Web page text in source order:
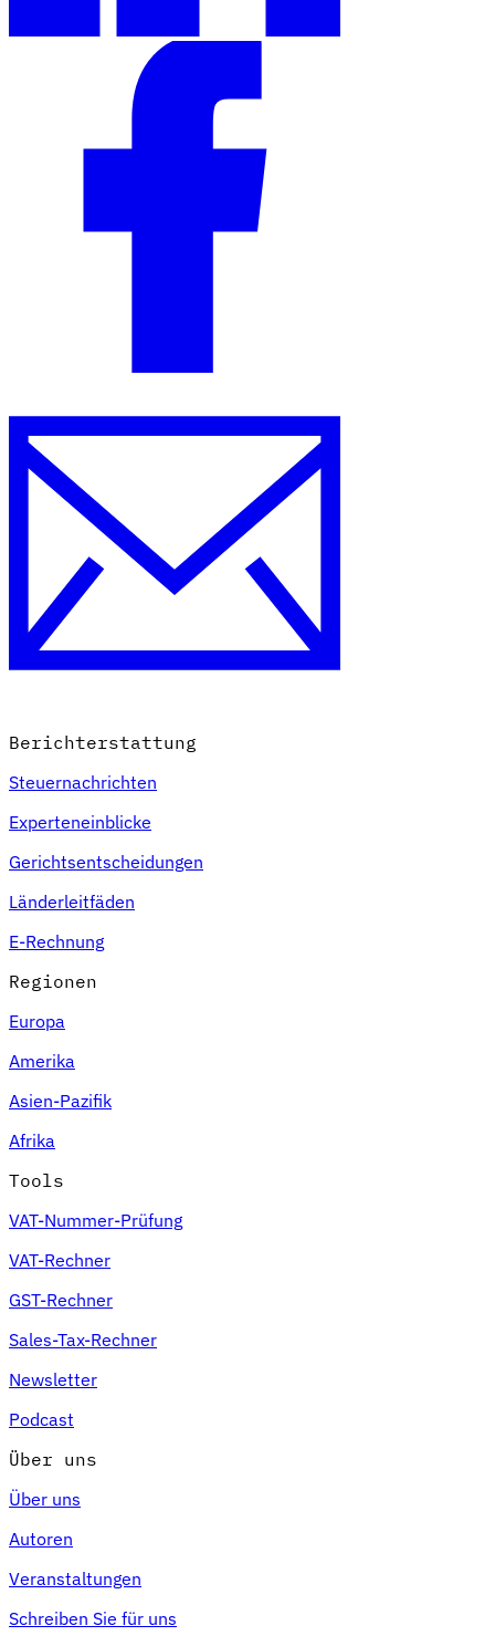
Berichterstattung
Steuernachrichten
Experteneinblicke
Gerichtsentscheidungen
Länderleitfäden
E-Rechnung
Regionen
Europa
Amerika
Asien-Pazifik
Afrika
Tools
VAT-Nummer-Prüfung
VAT-Rechner
GST-Rechner
Sales-Tax-Rechner
Newsletter
Podcast
Über uns
Über uns
Autoren
Veranstaltungen
Schreiben Sie für uns